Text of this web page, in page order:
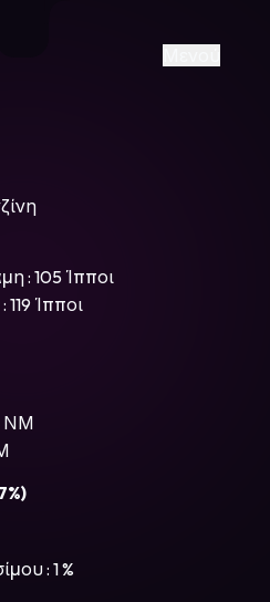
https://www.facebook.com/
https://www.tiktok.com/
Contact us on Viber
: 105 Ίπποι
Ίπποι
ΝΜ
: 1 %